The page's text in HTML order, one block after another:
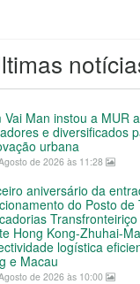
Vai Man instou a MUR
e diversificados
urbana
de 2026 às 11:28
aniversário da
do Posto de
Hong Kong-Zhuhai-
logística
e Macau
de 2026 às 10:00